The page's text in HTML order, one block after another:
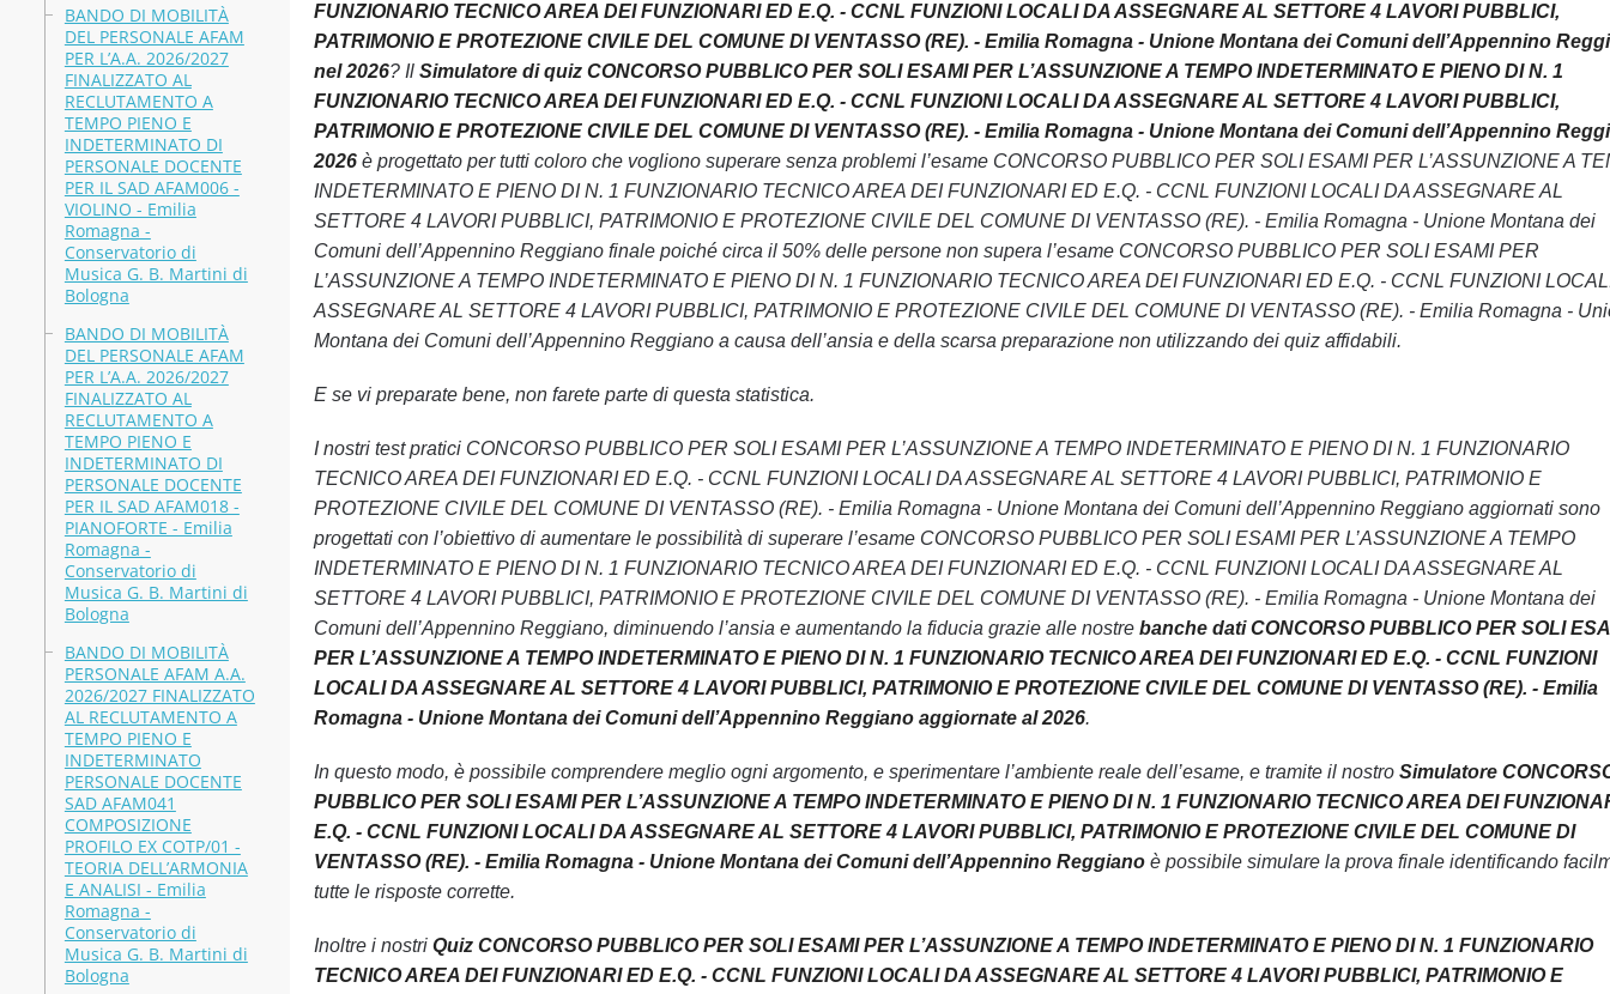
BANDO DI MOBILITÀ
DEL PERSONALE AFAM
PER L’A.A. 2026/2027
FINALIZZATO AL
RECLUTAMENTO A
TEMPO PIENO E
INDETERMINATO DI
PERSONALE DOCENTE
PER IL SAD AFAM006 -
VIOLINO - Emilia
Romagna -
Conservatorio di
Musica G. B. Martini di
Bologna
BANDO DI MOBILITÀ
DEL PERSONALE AFAM
PER L’A.A. 2026/2027
FINALIZZATO AL
RECLUTAMENTO A
TEMPO PIENO E
INDETERMINATO DI
PERSONALE DOCENTE
PER IL SAD AFAM018 -
PIANOFORTE - Emilia
Romagna -
Conservatorio di
Musica G. B. Martini di
Bologna
BANDO DI MOBILITÀ
PERSONALE AFAM A.A.
2026/2027 FINALIZZATO
AL RECLUTAMENTO A
TEMPO PIENO E
INDETERMINATO
PERSONALE DOCENTE
SAD AFAM041
COMPOSIZIONE
PROFILO EX COTP/01 -
TEORIA DELL’ARMONIA
E ANALISI - Emilia
Romagna -
Conservatorio di
Musica G. B. Martini di
Bologna
FUNZIONARIO TECNICO AREA DEI FUNZIONARI ED E.Q. - CCNL FUNZIONI LOCALI DA ASSEGNARE AL SETTORE 4 LAVORI PUBBLICI,
PATRIMONIO E PROTEZIONE CIVILE DEL COMUNE DI VENTASSO (RE). - Emilia Romagna - Unione Montana dei Comuni dell’Appennino
nel 2026? Il Simulatore di quiz CONCORSO PUBBLICO PER SOLI ESAMI PER L’ASSUNZIONE A TEMPO INDETERMINATO E PIENO DI N. 1
FUNZIONARIO TECNICO AREA DEI FUNZIONARI ED E.Q. - CCNL FUNZIONI LOCALI DA ASSEGNARE AL SETTORE 4 LAVORI PUBBLICI,
PATRIMONIO E PROTEZIONE CIVILE DEL COMUNE DI VENTASSO (RE). - Emilia Romagna - Unione Montana dei Comuni dell’Appennino
2026è progettato per tutti coloro che vogliono superare senza problemi l’esame CONCORSO PUBBLICO PER SOLI ESAMI PER L’ASSUNZIONE A
INDETERMINATO E PIENO DI N. 1 FUNZIONARIO TECNICO AREA DEI FUNZIONARI ED E.Q. - CCNL FUNZIONI LOCALI DA ASSEGNARE AL
SETTORE 4 LAVORI PUBBLICI, PATRIMONIO E PROTEZIONE CIVILE DEL COMUNE DI VENTASSO (RE). - Emilia Romagna - Unione Montana dei
Comuni dell’Appennino Reggiano finale poiché circa il 50% delle persone non supera l’esame CONCORSO PUBBLICO PER SOLI ESAMI PER
L’ASSUNZIONE A TEMPO INDETERMINATO E PIENO DI N. 1 FUNZIONARIO TECNICO AREA DEI FUNZIONARI ED E.Q. - CCNL FUNZIONI
ASSEGNARE AL SETTORE 4 LAVORI PUBBLICI, PATRIMONIO E PROTEZIONE CIVILE DEL COMUNE DI VENTASSO (RE). - Emilia Romagna -
Montana dei Comuni dell’Appennino Reggiano a causa dell’ansia e della scarsa preparazione non utilizzando dei quiz affidabili.
E se vi preparate bene, non farete parte di questa statistica.
I nostri test pratici CONCORSO PUBBLICO PER SOLI ESAMI PER L’ASSUNZIONE A TEMPO INDETERMINATO E PIENO DI N. 1 FUNZIONARIO
TECNICO AREA DEI FUNZIONARI ED E.Q. - CCNL FUNZIONI LOCALI DA ASSEGNARE AL SETTORE 4 LAVORI PUBBLICI, PATRIMONIO E
PROTEZIONE CIVILE DEL COMUNE DI VENTASSO (RE). - Emilia Romagna - Unione Montana dei Comuni dell’Appennino Reggiano aggiornati sono
progettati con l’obiettivo di aumentare le possibilità di superare l’esame CONCORSO PUBBLICO PER SOLI ESAMI PER L’ASSUNZIONE A TEMPO
INDETERMINATO E PIENO DI N. 1 FUNZIONARIO TECNICO AREA DEI FUNZIONARI ED E.Q. - CCNL FUNZIONI LOCALI DA ASSEGNARE AL
SETTORE 4 LAVORI PUBBLICI, PATRIMONIO E PROTEZIONE CIVILE DEL COMUNE DI VENTASSO (RE). - Emilia Romagna - Unione Montana dei
Comuni dell’Appennino Reggiano, diminuendo l’ansia e aumentando la fiducia grazie alle nostre banche dati CONCORSO PUBBLICO PER SOLI
PER L’ASSUNZIONE A TEMPO INDETERMINATO E PIENO DI N. 1 FUNZIONARIO TECNICO AREA DEI FUNZIONARI ED E.Q. - CCNL FUNZIONI
LOCALI DA ASSEGNARE AL SETTORE 4 LAVORI PUBBLICI, PATRIMONIO E PROTEZIONE CIVILE DEL COMUNE DI VENTASSO (RE). - Emilia
Romagna - Unione Montana dei Comuni dell’Appennino Reggiano aggiornate al 2026.
In questo modo, è possibile comprendere meglio ogni argomento, e sperimentare l’ambiente reale dell’esame, e tramite il nostro Simulatore
PUBBLICO PER SOLI ESAMI PER L’ASSUNZIONE A TEMPO INDETERMINATO E PIENO DI N. 1 FUNZIONARIO TECNICO AREA DEI
E.Q. - CCNL FUNZIONI LOCALI DA ASSEGNARE AL SETTORE 4 LAVORI PUBBLICI, PATRIMONIO E PROTEZIONE CIVILE DEL COMUNE DI
VENTASSO (RE). - Emilia Romagna - Unione Montana dei Comuni dell’Appennino Reggianoè possibile simulare la prova finale identificando
tutte le risposte corrette.
Inoltre i nostri Quiz CONCORSO PUBBLICO PER SOLI ESAMI PER L’ASSUNZIONE A TEMPO INDETERMINATO E PIENO DI N. 1 FUNZIONARIO
TECNICO AREA DEI FUNZIONARI ED E.Q. - CCNL FUNZIONI LOCALI DA ASSEGNARE AL SETTORE 4 LAVORI PUBBLICI, PATRIMONIO E